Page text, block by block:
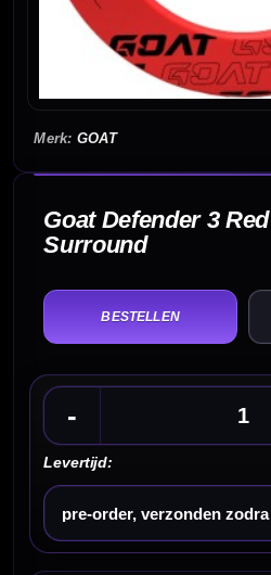
GOAT
Goat Defender 3 Red
Surround
-
Levertijd:
Kies een optie